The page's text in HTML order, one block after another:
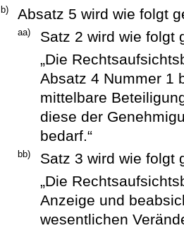
b) Absatz 5 wird wie folgt
aa)
Satz 2 wird wie folgt
„Die
Absatz 4 Nummer 1
mittelbare
diese der
bedarf.“
bb)
Satz 3 wird wie folgt
„Die
Anzeige und
wesentlichen